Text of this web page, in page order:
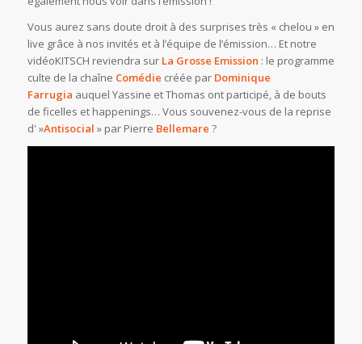
Vous aurez sans doute droit à des surprises très « chelou » en
live grâce à nos invités et à l’équipe de l’émission… Et notre
vidéoKITSCH reviendra sur La Grosse Emission : le programme
culte de la chaîne Comédie créée par Dominique
Farrugia auquel Yassine et Thomas ont participé, à de bouts
de ficelles et happenings… Vous souvenez-vous de la reprise
d' »Antisocial » par Pierre Bellemare ?